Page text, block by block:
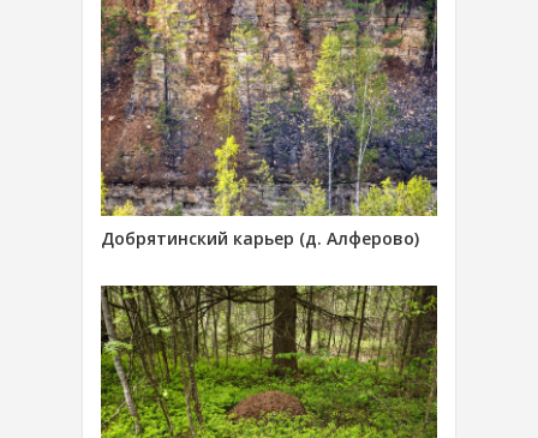
Добрятинский карьер (д. Алферово)